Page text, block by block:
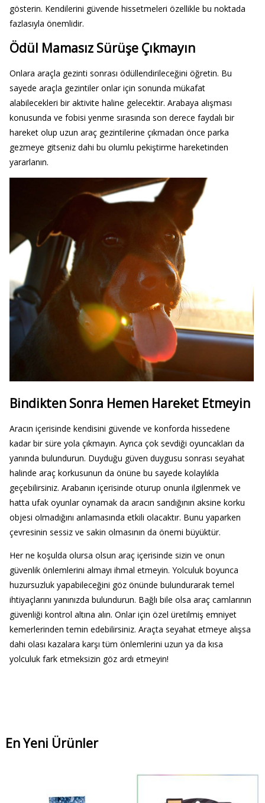
gösterin. Kendilerini güvende hissetmeleri özellikle bu noktada
fazlasıyla önemlidir.
Ödül Mamasız Sürüşe Çıkmayın
Onlara araçla gezinti sonrası ödüllendirileceğini öğretin. Bu
sayede araçla gezintiler onlar için sonunda mükafat
alabilecekleri bir aktivite haline gelecektir. Arabaya alışması
konusunda ve fobisi yenme sırasında son derece faydalı bir
hareket olup uzun araç gezintilerine çıkmadan önce parka
gezmeye gitseniz dahi bu olumlu pekiştirme hareketinden
yararlanın.
Bindikten Sonra Hemen Hareket Etmeyin
Aracın içerisinde kendisini güvende ve konforda hissedene
kadar bir süre yola çıkmayın. Ayrıca çok sevdiği oyuncakları da
yanında bulundurun. Duyduğu güven duygusu sonrası seyahat
halinde araç korkusunun da önüne bu sayede kolaylıkla
geçebilirsiniz. Arabanın içerisinde oturup onunla ilgilenmek ve
hatta ufak oyunlar oynamak da aracın sandığının aksine korku
objesi olmadığını anlamasında etkili olacaktır. Bunu yaparken
çevresinin sessiz ve sakin olmasının da önemi büyüktür.
Her ne koşulda olursa olsun araç içerisinde sizin ve onun
güvenlik önlemlerini almayı ihmal etmeyin. Yolculuk boyunca
huzursuzluk yapabileceğini göz önünde bulundurarak temel
ihtiyaçlarını yanınızda bulundurun. Bağlı bile olsa araç camlarının
güvenliği kontrol altına alın. Onlar için özel üretilmiş emniyet
kemerlerinden temin edebilirsiniz. Araçta seyahat etmeye alışsa
dahi olası kazalara karşı tüm önlemlerini uzun ya da kısa
yolculuk fark etmeksizin göz ardı etmeyin!
En Yeni Ürünler